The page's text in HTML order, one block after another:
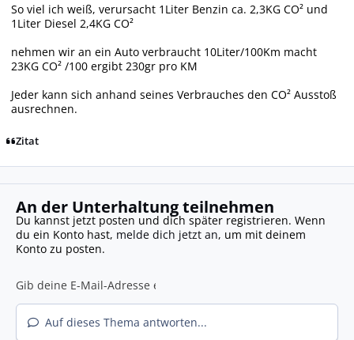
So viel ich weiß, verursacht 1Liter Benzin ca. 2,3KG CO² und
1Liter Diesel 2,4KG CO²
nehmen wir an ein Auto verbraucht 10Liter/100Km macht
23KG CO² /100 ergibt 230gr pro KM
Jeder kann sich anhand seines Verbrauches den CO² Ausstoß
ausrechnen.
Zitat
An der Unterhaltung teilnehmen
Du kannst jetzt posten und dich später registrieren. Wenn
du ein Konto hast, melde dich jetzt an, um mit deinem
Konto zu posten.
Auf dieses Thema antworten...